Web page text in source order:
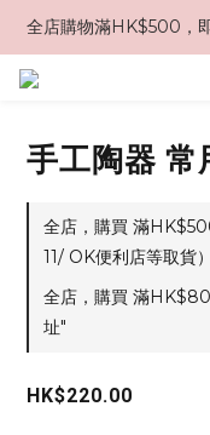
全店購物滿HK$500，
手工陶器 常
全店，購買 滿
11/ OK便利店等取貨）
全店，購買 滿
址"
HK$220.00